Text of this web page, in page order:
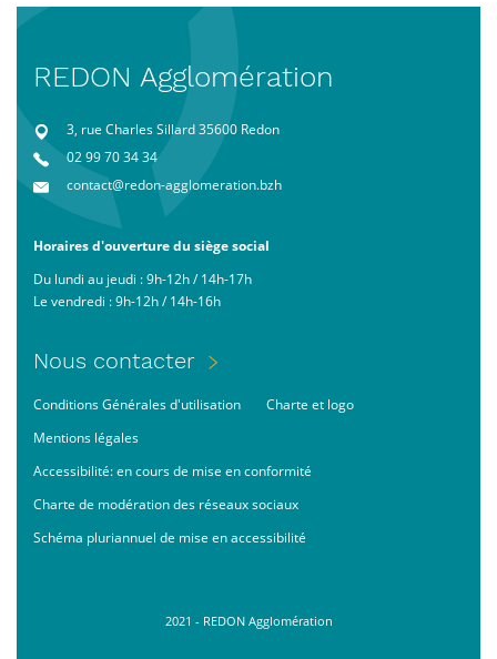
REDON Agglomération
3, rue Charles Sillard 35600 Redon
02 99 70 34 34
contact@redon-agglomeration.bzh
Horaires d'ouverture du siège social
Du lundi au jeudi : 9h-12h / 14h-17h
Le vendredi : 9h-12h / 14h-16h
Menu
de
page
Nous contacter
Footer
bas
Conditions Générales d'utilisation
Charte et logo
Mentions légales
Accessibilité: en cours de mise en conformité
Charte de modération des réseaux sociaux
Schéma pluriannuel de mise en accessibilité
2021 - REDON Agglomération